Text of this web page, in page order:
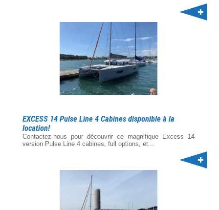
EXCESS 14 Pulse Line 4 Cabines disponible à la
location!
Contactez-nous pour découvrir ce magnifique Excess 14
version Pulse Line 4 cabines, full options, et...